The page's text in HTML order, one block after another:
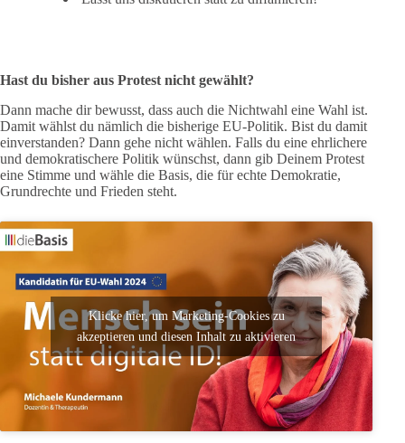
Hast du bisher aus Protest nicht gewählt?
Dann mache dir bewusst, dass auch die Nichtwahl eine Wahl ist.
Damit wählst du nämlich die bisherige EU-Politik. Bist du damit
einverstanden? Dann gehe nicht wählen. Falls du eine ehrlichere
und demokratischere Politik wünschst, dann gib Deinem Protest
eine Stimme und wähle die Basis, die für echte Demokratie,
Grundrechte und Frieden steht.
Klicke hier, um Marketing-Cookies zu
akzeptieren und diesen Inhalt zu aktivieren